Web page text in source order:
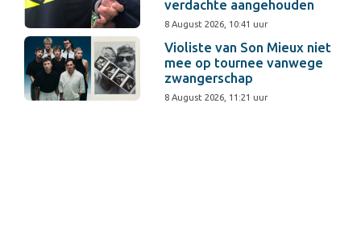
verdachte aangehouden
8 August 2026, 10:41 uur
Violiste van Son Mieux niet
mee op tournee vanwege
zwangerschap
8 August 2026, 11:21 uur